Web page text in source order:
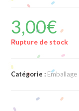
3,00€
Rupture de stock
Catégorie : Emballage